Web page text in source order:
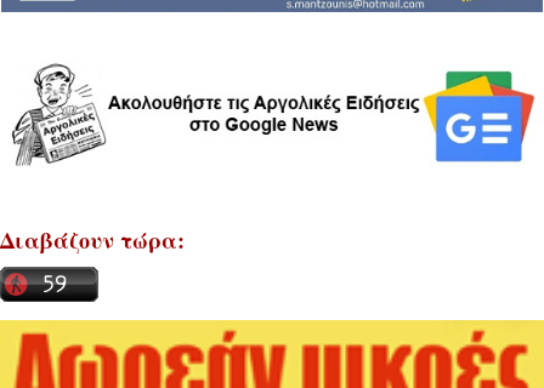
Διαβάζουν τώρα: